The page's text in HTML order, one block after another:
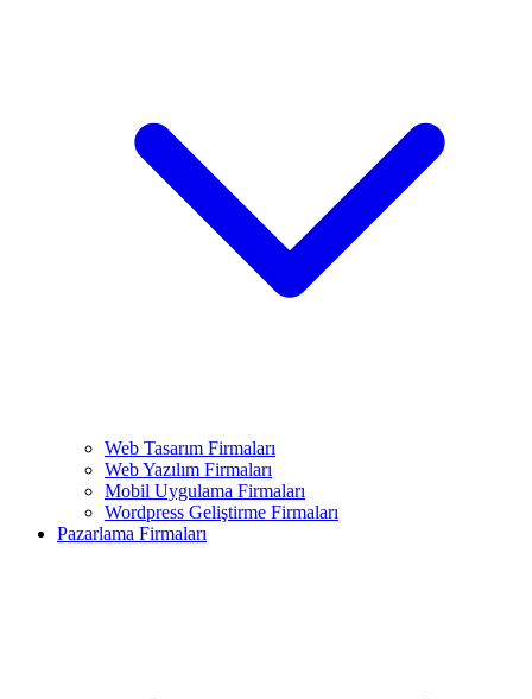
Web Tasarım Firmaları
Web Yazılım Firmaları
Mobil Uygulama Firmaları
Wordpress Geliştirme Firmaları
Pazarlama Firmaları